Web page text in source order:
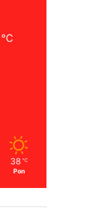
℃
38 ℃
Pon